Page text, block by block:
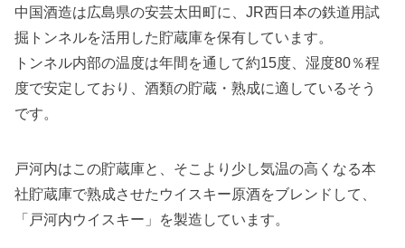
中国酒造は広島県の安芸太田町に、JR西日本の鉄道用試
掘トンネルを活用した貯蔵庫を保有しています。
トンネル内部の温度は年間を通して約15度、湿度80％程
度で安定しており、酒類の貯蔵・熟成に適しているそう
です。
戸河内はこの貯蔵庫と、そこより少し気温の高くなる本
社貯蔵庫で熟成させたウイスキー原酒をブレンドして、
「戸河内ウイスキー」を製造しています。